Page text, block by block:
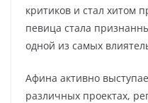
критиков и стал хитом
певица стала
одной из самых
Афина активно
различных проектах,